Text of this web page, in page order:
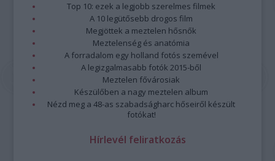
Top 10: ezek a legjobb szerelmes filmek
A 10 legütősebb drogos film
Megjöttek a meztelen hősnők
Meztelenség és anatómia
A forradalom egy holland fotós szemével
A legizgalmasabb fotók 2015-ből
Meztelen fővárosiak
Készülőben a nagy meztelen album
Nézd meg a 48-as szabadságharc hőseiről készült
fotókat!
Hírlevél feliratkozás